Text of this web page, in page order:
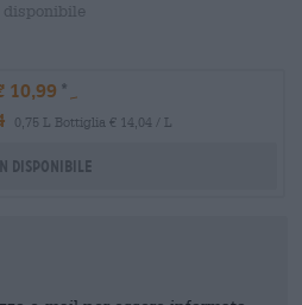
disponibile
10,99
0,75 L Bottiglia € 14,04 / L
disponibile